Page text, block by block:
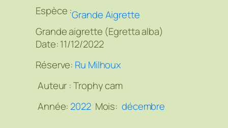
Espèce :Grande Aigrette
Grande aigrette (Egretta alba)
Date: 11/12/2022
Réserve: Ru Milhoux
Auteur :Trophy cam
Année: 2022 Mois: décembre